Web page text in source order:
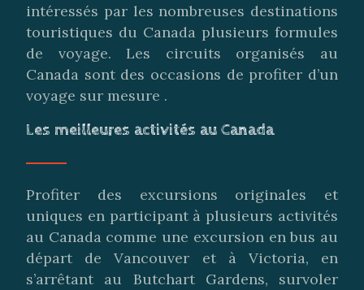
intéressés par les nombreuses destinations
touristiques du Canada plusieurs formules
de voyage. Les circuits organisés au
Canada sont des occasions de profiter d’un
voyage sur mesure .
Les meilleures activités au Canada
Profiter des excursions originales et
uniques en participant à plusieurs activités
au Canada comme une excursion en bus au
départ de Vancouver et à Victoria, en
s’arrêtant au Butchart Gardens, survoler